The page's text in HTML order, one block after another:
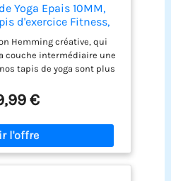
Yoga Epais 10MM,
d'exercice Fitness,
pour Yoga Pilates
Camping Voyage, en
la Peau, Noir
Hemming créative, qui
couche intermédiaire une
tapis de yoga sont plus
en mousse haute densité,
fitness PROIRON soutient
hanches, les genoux et
durs. ANTI-SLIP - Empêche
design avec filet
Vous pouvez utiliser ce
€